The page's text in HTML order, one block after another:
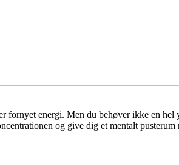
energi. Men du behøver ikke en
og give dig et mentalt pusterum